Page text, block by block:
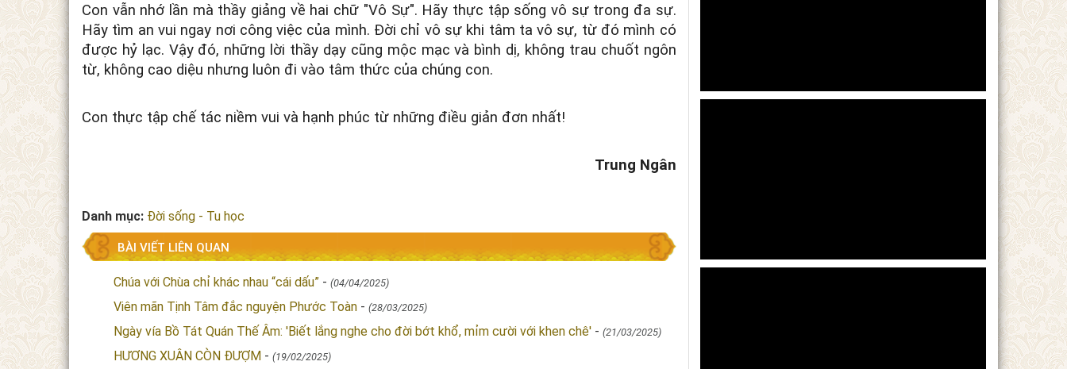
Con vẫn nhớ lần mà thầy giảng về hai chữ "Vô Sự". Hãy thực tập sống vô sự trong đa sự.
Hãy tìm an vui ngay nơi công việc của mình. Đời chỉ vô sự khi tâm ta vô sự, từ đó mình có
được hỷ lạc. Vậy đó, những lời thầy dạy cũng mộc mạc và bình dị, không trau chuốt ngôn
từ, không cao diệu nhưng luôn đi vào tâm thức của chúng con.
Con thực tập chế tác niềm vui và hạnh phúc từ những điều giản đơn nhất!
Trung Ngân
Danh mục: Đời sống - Tu học
BÀI VIẾT LIÊN QUAN
Chúa với Chùa chỉ khác nhau “cái dấu” - (04/04/2025)
Viên mãn Tịnh Tâm đắc nguyện Phước Toàn - (28/03/2025)
Ngày vía Bồ Tát Quán Thế Âm: 'Biết lắng nghe cho đời bớt khổ, mỉm cười với khen chê' - (21/03/2025)
HƯƠNG XUÂN CÒN ĐƯỢM - (19/02/2025)